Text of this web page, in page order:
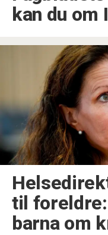
kan du om
til foreldre:
barna om